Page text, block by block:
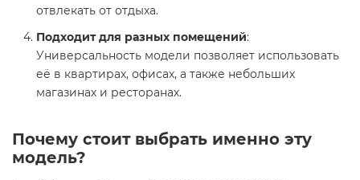
отвлекать от отдыха.
Подходит для разных помещений:
Универсальность модели позволяет использовать
её в квартирах, офисах, а также небольших
магазинах и ресторанах.
Почему стоит выбрать именно эту
модель?